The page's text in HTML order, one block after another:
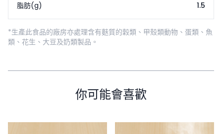
脂肪(g)
1.5
*生產此食品的廠房亦處理含有麩質的穀類、甲殼類動物、蛋類、魚
類、花生、大豆及奶類製品。
你可能會喜歡